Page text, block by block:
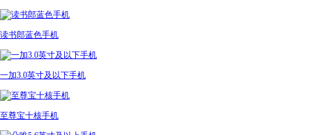
读书郎蓝色手机
一加3.0英寸及以下手机
至尊宝十核手机